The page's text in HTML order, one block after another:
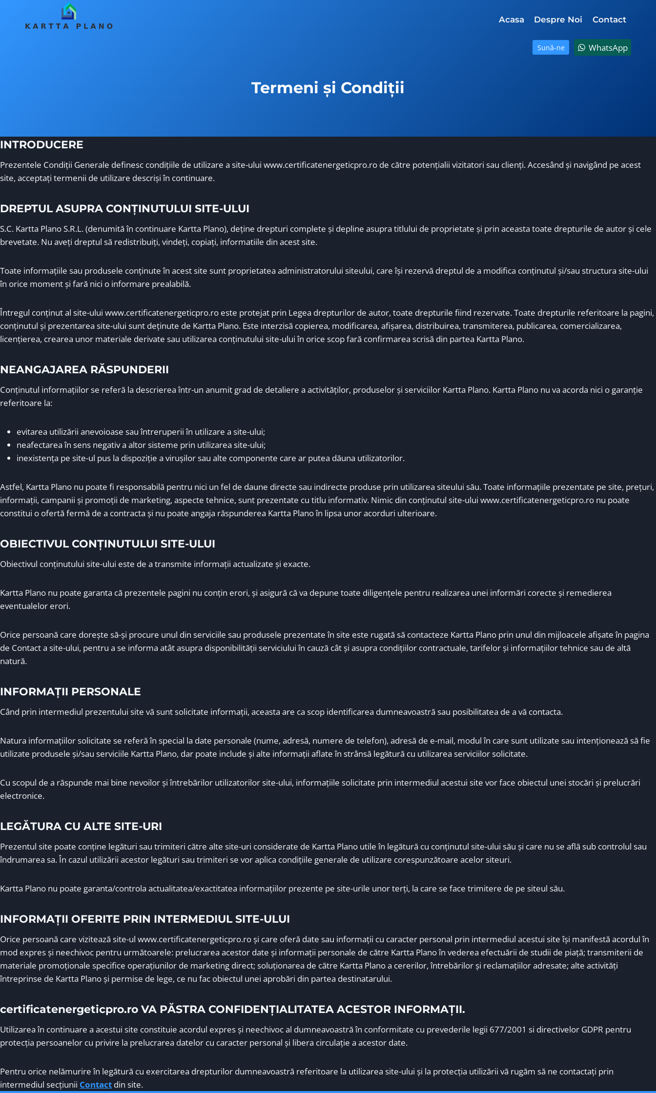
content
Acasa Despre Noi Contact
Sună-ne WhatsApp
Termeni şi Condiţii
INTRODUCERE
Prezentele Condiţii Generale definesc condiţiile de utilizare a site-ului www.certificatenergeticpro.ro de către potenţialii vizitatori sau clienţi. Accesând şi navigând pe acest
site, acceptaţi termenii de utilizare descrişi în continuare.
DREPTUL ASUPRA CONȚINUTULUI SITE-ULUI
S.C. Kartta Plano S.R.L. (denumită în continuare Kartta Plano), deţine drepturi complete şi depline asupra titlului de proprietate şi prin aceasta toate drepturile de autor şi cele
brevetate. Nu aveţi dreptul să redistribuiţi, vindeţi, copiaţi, informatiile din acest site.
Toate informaţiile sau produsele conţinute în acest site sunt proprietatea administratorului siteului, care îşi rezervă dreptul de a modifica conţinutul şi/sau structura site-ului
în orice moment şi fară nici o informare prealabilă.
Întregul conţinut al site-ului www.certificatenergeticpro.ro este protejat prin Legea drepturilor de autor, toate drepturile fiind rezervate. Toate drepturile referitoare la pagini,
conţinutul şi prezentarea site-ului sunt deţinute de Kartta Plano. Este interzisă copierea, modificarea, afişarea, distribuirea, transmiterea, publicarea, comercializarea,
licenţierea, crearea unor materiale derivate sau utilizarea conţinutului site-ului în orice scop fară confirmarea scrisă din partea Kartta Plano.
NEANGAJAREA RĂSPUNDERII
Conţinutul informaţiilor se referă la descrierea într-un anumit grad de detaliere a activităţilor, produselor şi serviciilor Kartta Plano. Kartta Plano nu va acorda nici o garanţie
referitoare la:
evitarea utilizării anevoioase sau întreruperii în utilizare a site-ului;
neafectarea în sens negativ a altor sisteme prin utilizarea site-ului;
inexistenţa pe site-ul pus la dispoziţie a viruşilor sau alte componente care ar putea dăuna utilizatorilor.
Astfel, Kartta Plano nu poate fi responsabilă pentru nici un fel de daune directe sau indirecte produse prin utilizarea siteului său. Toate informațiile prezentate pe site, prețuri,
informații, campanii și promoții de marketing, aspecte tehnice, sunt prezentate cu titlu informativ. Nimic din conținutul site-ului www.certificatenergeticpro.ro nu poate
constitui o ofertă fermă de a contracta și nu poate angaja răspunderea Kartta Plano în lipsa unor acorduri ulterioare.
OBIECTIVUL CONȚINUTULUI SITE-ULUI
Obiectivul conţinutului site-ului este de a transmite informaţii actualizate şi exacte.
Kartta Plano nu poate garanta că prezentele pagini nu conţin erori, şi asigură că va depune toate diligenţele pentru realizarea unei informări corecte şi remedierea
eventualelor erori.
Orice persoană care doreşte să-şi procure unul din serviciile sau produsele prezentate în site este rugată să contacteze Kartta Plano prin unul din mijloacele afişate în pagina
de Contact a site-ului, pentru a se informa atât asupra disponibilităţii serviciului în cauză cât şi asupra condiţiilor contractuale, tarifelor şi informaţiilor tehnice sau de altă
natură.
INFORMAȚII PERSONALE
Când prin intermediul prezentului site vă sunt solicitate informaţii, aceasta are ca scop identificarea dumneavoastră sau posibilitatea de a vă contacta.
Natura informaţiilor solicitate se referă în special la date personale (nume, adresă, numere de telefon), adresă de e-mail, modul în care sunt utilizate sau intenţionează să fie
utilizate produsele şi/sau serviciile Kartta Plano, dar poate include şi alte informaţii aflate în strânsă legătură cu utilizarea serviciilor solicitate.
Cu scopul de a răspunde mai bine nevoilor şi întrebărilor utilizatorilor site-ului, informaţiile solicitate prin intermediul acestui site vor face obiectul unei stocări şi prelucrări
electronice.
LEGĂTURA CU ALTE SITE-URI
Prezentul site poate conţine legături sau trimiteri către alte site-uri considerate de Kartta Plano utile în legătură cu conţinutul site-ului său şi care nu se află sub controlul sau
îndrumarea sa. În cazul utilizării acestor legături sau trimiteri se vor aplica condiţiile generale de utilizare corespunzătoare acelor siteuri.
Kartta Plano nu poate garanta/controla actualitatea/exactitatea informaţiilor prezente pe site-urile unor terţi, la care se face trimitere de pe siteul său.
INFORMAȚII OFERITE PRIN INTERMEDIUL SITE-ULUI
Orice persoană care vizitează site-ul www.certificatenergeticpro.ro şi care oferă date sau informaţii cu caracter personal prin intermediul acestui site îşi manifestă acordul în
mod expres şi neechivoc pentru următoarele: prelucrarea acestor date şi informaţii personale de către Kartta Plano în vederea efectuării de studii de piaţă; transmiterii de
materiale promoţionale specifice operaţiunilor de marketing direct; soluţionarea de către Kartta Plano a cererilor, întrebărilor şi reclamaţiilor adresate; alte activităţi
întreprinse de Kartta Plano şi permise de lege, ce nu fac obiectul unei aprobări din partea destinatarului.
certificatenergeticpro.ro VA PĂSTRA CONFIDENȚIALITATEA ACESTOR INFORMAȚII.
Utilizarea în continuare a acestui site constituie acordul expres şi neechivoc al dumneavoastră în conformitate cu prevederile legii 677/2001 si directivelor GDPR pentru
protecţia persoanelor cu privire la prelucrarea datelor cu caracter personal şi libera circulaţie a acestor date.
Pentru orice nelămurire în legătură cu exercitarea drepturilor dumneavoastră referitoare la utilizarea site-ului şi la protecţia utilizării vă rugăm să ne contactaţi prin
intermediul secţiunii Contact din site.